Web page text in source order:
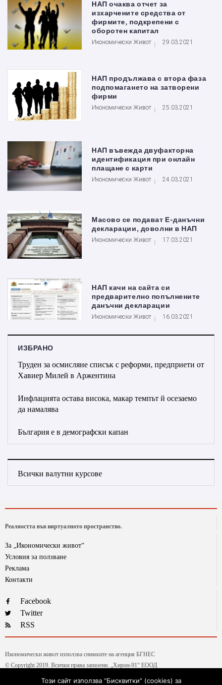
НАП очаква отчет за
изхарчените средства от
фирмите, подкрепени с
оборотен капитал
Икономически Живот 29.03.2021
НАП продължава с втора фаза
подпомагането на затворени
фирми
Икономически Живот 25.03.2021
НАП въвежда двуфакторна
идентификация при онлайн
плащане с карти
Икономически Живот 24.03.2021
Масово се подават Е-данъчни
декларации, доволни в НАП
Икономически Живот 17.03.2021
НАП качи на сайта си
предварително попълнените
данъчни декларации
Икономически Живот 16.03.2021
ИЗБРАНО
Труден за осмисляне списък с реформи, предприети от
Хавиер Милей в Аржентина
Инфлацията остава висока, макар темпът й осезаемо
да намалява
България е в демографски капан
Всички валутни курсове
Реалността във виртуалното пространство.
За „Икономически живот“
Условия за ползване
Реклама
Контакти
Facebook
Twitter
RSS
Икономически живот използва снимките на агенция БГНЕС
© Copyright 2019. Всички права запазени. „Хирон-91“ ЕООД
Този сайт използва “Бисквитки” (cookies) за